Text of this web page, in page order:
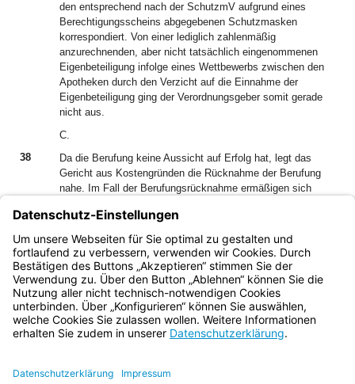
den entsprechend nach der SchutzmV aufgrund eines
Berechtigungsscheins abgegebenen Schutzmasken
korrespondiert. Von einer lediglich zahlenmäßig
anzurechnenden, aber nicht tatsächlich eingenommenen
Eigenbeteiligung infolge eines Wettbewerbs zwischen den
Apotheken durch den Verzicht auf die Einnahme der
Eigenbeteiligung ging der Verordnungsgeber somit gerade
nicht aus.
C.
38
Da die Berufung keine Aussicht auf Erfolg hat, legt das
Gericht aus Kostengründen die Rücknahme der Berufung
nahe. Im Fall der Berufungsrücknahme ermäßigen sich
(vgl. Nr. 1222 des Kostenverzeichnisses zum GKG).
39
Hierzu besteht Gelegenheit zur Stellungnahme binnen zwei
Wochen nach Zustellung dieses Hinweises.
Bayern.de
BayernPortal
Impressum